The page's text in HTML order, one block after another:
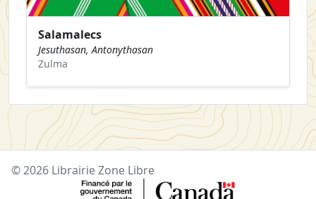
Salamalecs
Jesuthasan, Antonythasan
Zulma
© 2026 Librairie Zone Libre